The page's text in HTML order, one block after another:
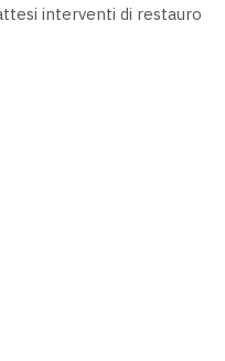
interventi di restauro